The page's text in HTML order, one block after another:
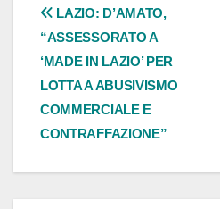
Navigazione
articoli
LAZIO: D’AMATO,
“ASSESSORATO A
‘MADE IN LAZIO’ PER
LOTTA A ABUSIVISMO
COMMERCIALE E
CONTRAFFAZIONE”